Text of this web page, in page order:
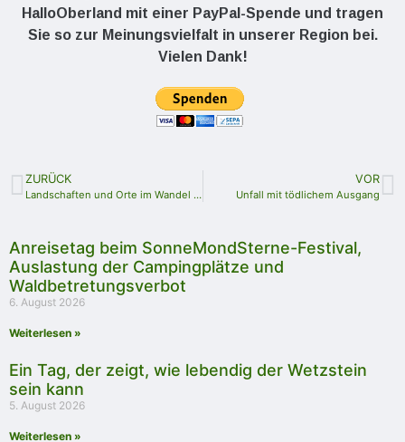
HalloOberland mit einer PayPal-Spende und tragen
Sie so zur Meinungsvielfalt in unserer Region bei.
Vielen Dank!
ZURÜCK
Landschaften und Orte im Wandel sind Thema des 33. Heimatjahrbuches des Saale-Orla-Kreises
VOR
Unfall mit tödlichem Ausgang
Anreisetag beim SonneMondSterne-Festival,
Auslastung der Campingplätze und
Waldbetretungsverbot
6. August 2026
Weiterlesen »
Ein Tag, der zeigt, wie lebendig der Wetzstein
sein kann
5. August 2026
Weiterlesen »